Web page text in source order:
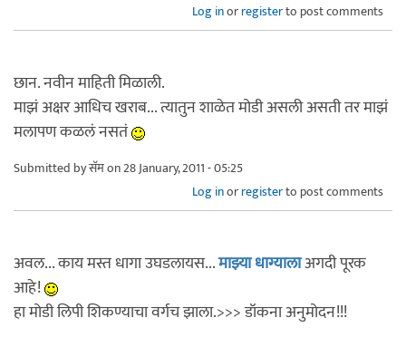
Log inorregisterto post comments
छान. नवीन माहिती मिळाली.
माझं अक्षर आधिच खराब... त्यातुन शाळेत मोडी असली असती तर माझं
मलापण कळलं नसतं
Submitted byसॅमon 28 January, 2011 - 05:25
Log inorregisterto post comments
अवल... काय मस्त धागा उघडलायस...माझ्या धाग्यालाअगदी पूरक
आहे!
हा मोडी लिपी शिकण्याचा वर्गच झाला.>>> डॉकना अनुमोदन!!!